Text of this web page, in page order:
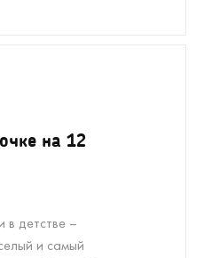
на 12
детстве –
и самый